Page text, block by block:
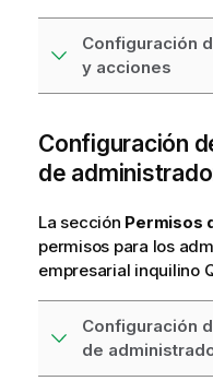
Configuración
y acciones
Configuración
de
La sección Permisos
permisos para los
empresarial inquilino
Configuración
de